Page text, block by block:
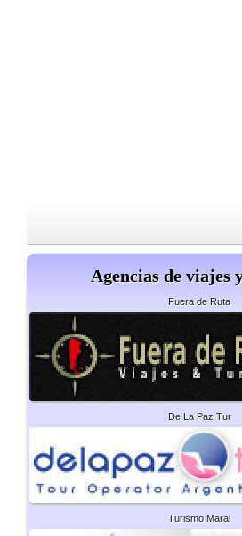
Agencias de viajes
Fuera de Ruta
De La Paz Tur
Turismo Maral